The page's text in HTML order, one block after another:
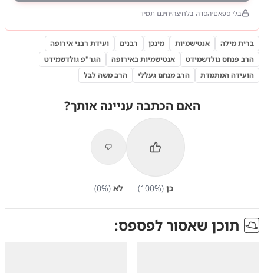
בלי ספאם הסרה בלחיצה חינם תמיד
ברית מילה אנטישמיות מינכן רבנים
ועידת רבני אירופה
הרב פנחס גולדשמידט
אנטישמיות באירופה
הגר"פ גולדשמידט
הועידה המתמדת
הרב מנחם געללי הרב משה לבל
האם הכתבה עניינה אותך?
כן (
100%) לא (
0%)
תוכן שאסור לפספס: